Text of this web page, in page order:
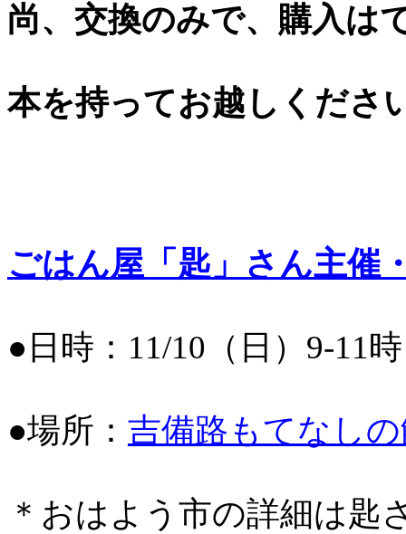
尚、交換のみで、購入は
本を持ってお越しくださ
ごはん屋「匙」さん主催
●日時：11/10（日）9-11時
●場所： 吉備路もてなし
＊おはよう市の詳細は匙